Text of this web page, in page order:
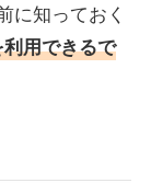
に知っておく
用できるで